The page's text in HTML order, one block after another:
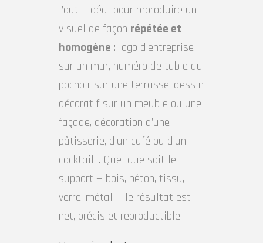
l’outil idéal pour reproduire un
visuel de façon répétée et
homogène : logo d’entreprise
sur un mur, numéro de table au
pochoir sur une terrasse, dessin
décoratif sur un meuble ou une
façade, décoration d’une
pâtisserie, d’un café ou d’un
cocktail… Quel que soit le
support — bois, béton, tissu,
verre, métal — le résultat est
net, précis et reproductible.